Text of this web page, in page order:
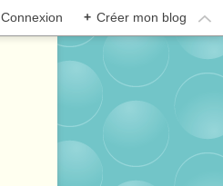
Connexion + Créer mon blog